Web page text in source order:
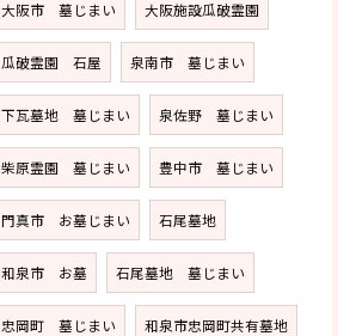
大阪市 墓じまい 大阪施設瓜破霊園
瓜破霊園 石屋 泉南市 墓じまい
下瓦墓地 墓じまい 泉佐野 墓じまい
柴原霊園 墓じまい 豊中市 墓じまい
門真市 お墓じまい 石尾墓地
和泉市 お墓 石尾墓地 墓じまい
忠岡町 墓じまい 和泉市忠岡町共有墓地